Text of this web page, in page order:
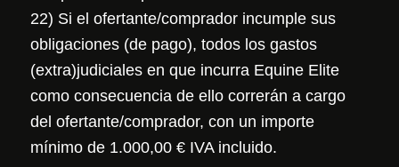
22) Si el ofertante/comprador incumple sus
obligaciones (de pago), todos los gastos
(extra)judiciales en que incurra Equine Elite
como consecuencia de ello correrán a cargo
del ofertante/comprador, con un importe
mínimo de 1.000,00 € IVA incluido.